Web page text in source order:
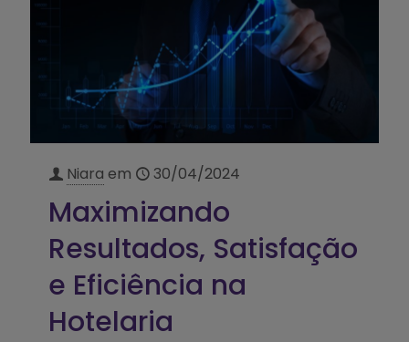
Niara em 30/04/2024
Maximizando
Resultados, Satisfação
e Eficiência na
Hotelaria